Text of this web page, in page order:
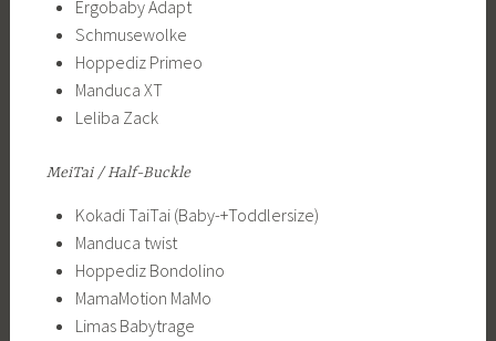
Ergobaby Adapt
Schmusewolke
Hoppediz Primeo
Manduca XT
Leliba Zack
MeiTai / Half-Buckle
Kokadi TaiTai (Baby-+Toddlersize)
Manduca twist
Hoppediz Bondolino
MamaMotion MaMo
Limas Babytrage